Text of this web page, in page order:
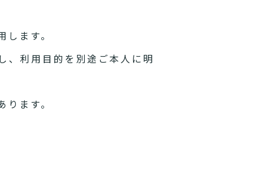
ます。
、利用目的を別途ご本人に明
ます。